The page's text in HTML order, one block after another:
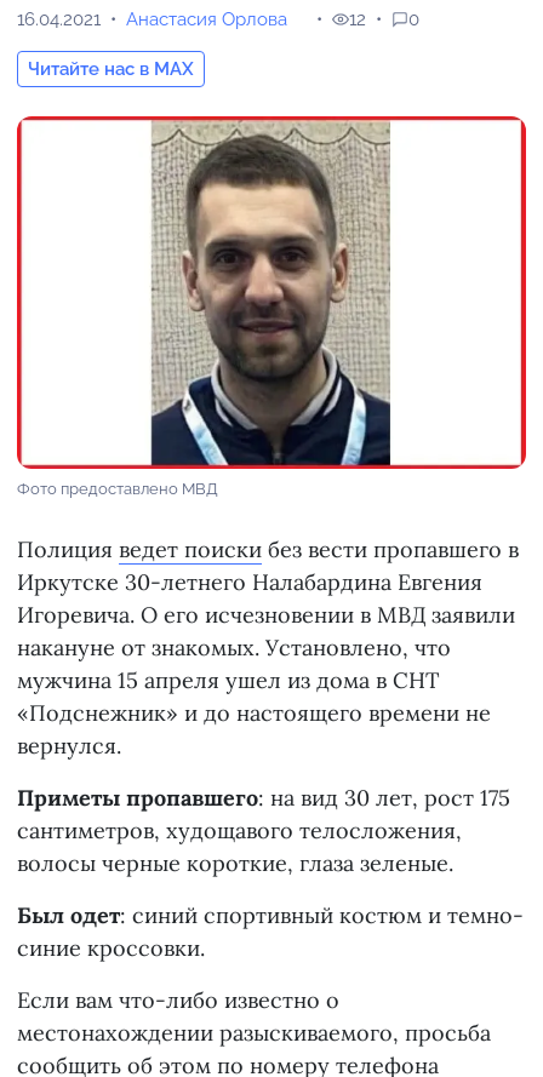
16.04.2021 Анастасия Орлова
Читайте нас в MAX
12 0
Фото предоставлено МВД
Полиция ведет поиски без вести пропавшего в
Иркутске 30-летнего Налабардина Евгения
Игоревича. О его исчезновении в МВД заявили
накануне от знакомых. Установлено, что
мужчина 15 апреля ушел из дома в СНТ
«Подснежник» и до настоящего времени не
вернулся.
Приметы пропавшего: на вид 30 лет, рост 175
сантиметров, худощавого телосложения,
волосы черные короткие, глаза зеленые.
Был одет: синий спортивный костюм и темно-
синие кроссовки.
Если вам что-либо известно о
местонахождении разыскиваемого, просьба
сообщить об этом по номеру телефона